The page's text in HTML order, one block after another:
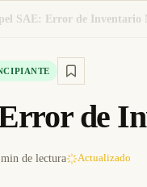
SAE: Error de Inventario
de
de lectura Actualizado